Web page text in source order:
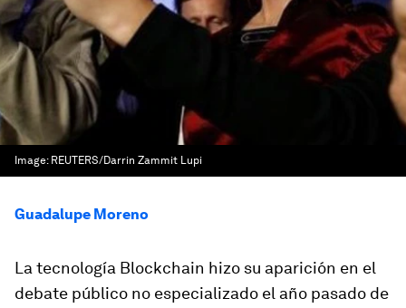
Image: REUTERS/Darrin Zammit Lupi
Guadalupe Moreno
La tecnología Blockchain hizo su aparición en el
debate público no especializado el año pasado de